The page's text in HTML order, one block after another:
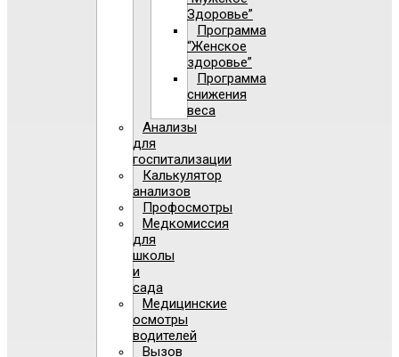
Здоровье”
Программа
“Женское
здоровье”
Программа
снижения
веса
Анализы
для
госпитализации
Калькулятор
анализов
Профосмотры
Медкомиссия
для
школы
и
сада
Медицинские
осмотры
водителей
Вызов